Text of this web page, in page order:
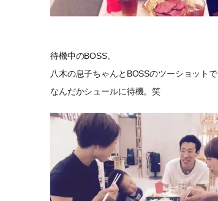
待機中のBOSS。
八木の息子ちゃんとBOSSのツーショットで
なんだかシュールに待機。笑